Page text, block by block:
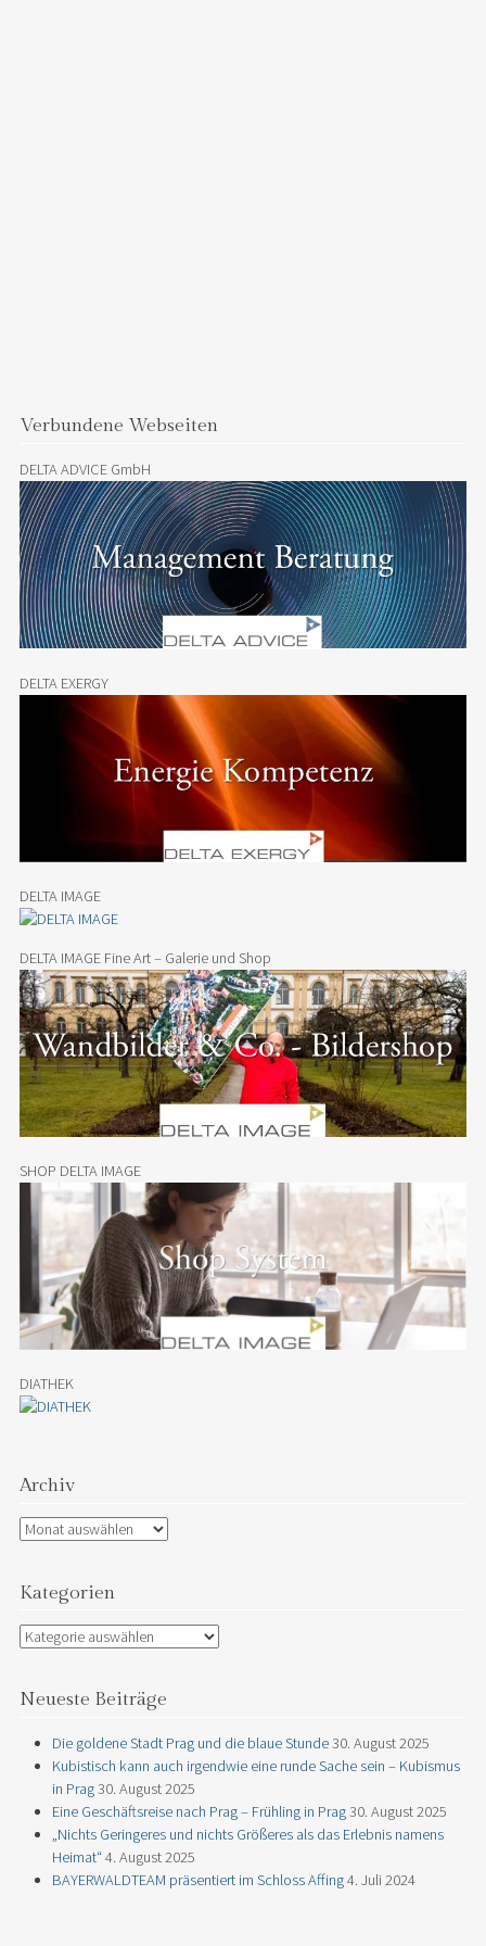
Verbundene Webseiten
DELTA ADVICE GmbH
DELTA EXERGY
DELTA IMAGE
DELTA IMAGE Fine Art – Galerie und Shop
SHOP DELTA IMAGE
DIATHEK
Archiv
Archiv
Kategorien
Kategorien
Neueste Beiträge
Die goldene Stadt Prag und die blaue Stunde30. August 2025
Kubistisch kann auch irgendwie eine runde Sache sein – Kubismus
in Prag30. August 2025
Eine Geschäftsreise nach Prag – Frühling in Prag30. August 2025
„Nichts Geringeres und nichts Größeres als das Erlebnis namens
Heimat“4. August 2025
BAYERWALDTEAM präsentiert im Schloss Affing4. Juli 2024